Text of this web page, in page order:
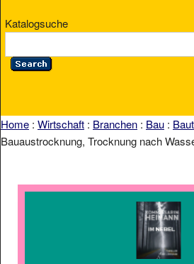
Katalogsuche
Home : Wirtschaft : Branchen : Bau :
Bauaustrocknung, Trocknung nach